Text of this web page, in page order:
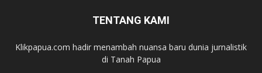
TENTANG KAMI
Klikpapua.com hadir menambah nuansa baru dunia jurnalistik
di Tanah Papua